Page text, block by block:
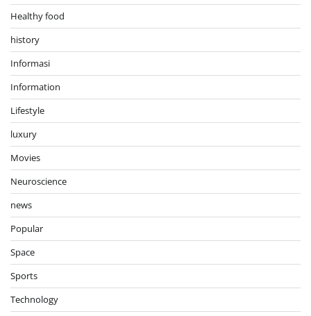
Healthy food
history
Informasi
Information
Lifestyle
luxury
Movies
Neuroscience
news
Popular
Space
Sports
Technology